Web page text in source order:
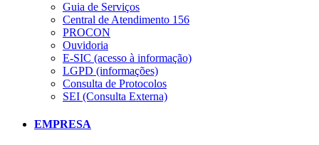
Guia de Serviços
Central de Atendimento 156
PROCON
Ouvidoria
E-SIC (acesso à informação)
LGPD (informações)
Consulta de Protocolos
SEI (Consulta Externa)
EMPRESA